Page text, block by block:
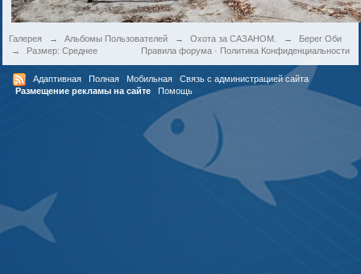
Галерея → Альбомы Пользователей → Охота за САЗАНОМ. →
Берег Оби
→
Размер: Среднее Политика Конфиденциальности
Правила форума·
Адаптивная Полная Мобильная
Связь с администрацией сайта
Размещение рекламы на сайте
Помощь